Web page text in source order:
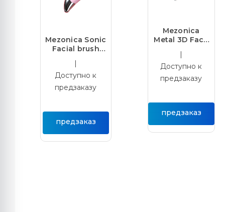
Mezonica Sonic
Facial brush
Guasha) pink
Электрическая
силиконовая
ультразвуковая
|
Доступно к
предзаказу
предзаказ
Mezonica
Metal 3D Face
straight
Ролликовый
массажер
роллер для
массажа кожи
|
Доступно к
предзаказу
предзаказ